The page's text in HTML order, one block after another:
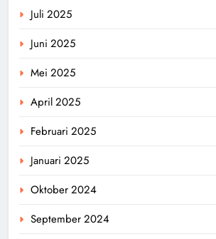
Juli 2025
Juni 2025
Mei 2025
April 2025
Februari 2025
Januari 2025
Oktober 2024
September 2024